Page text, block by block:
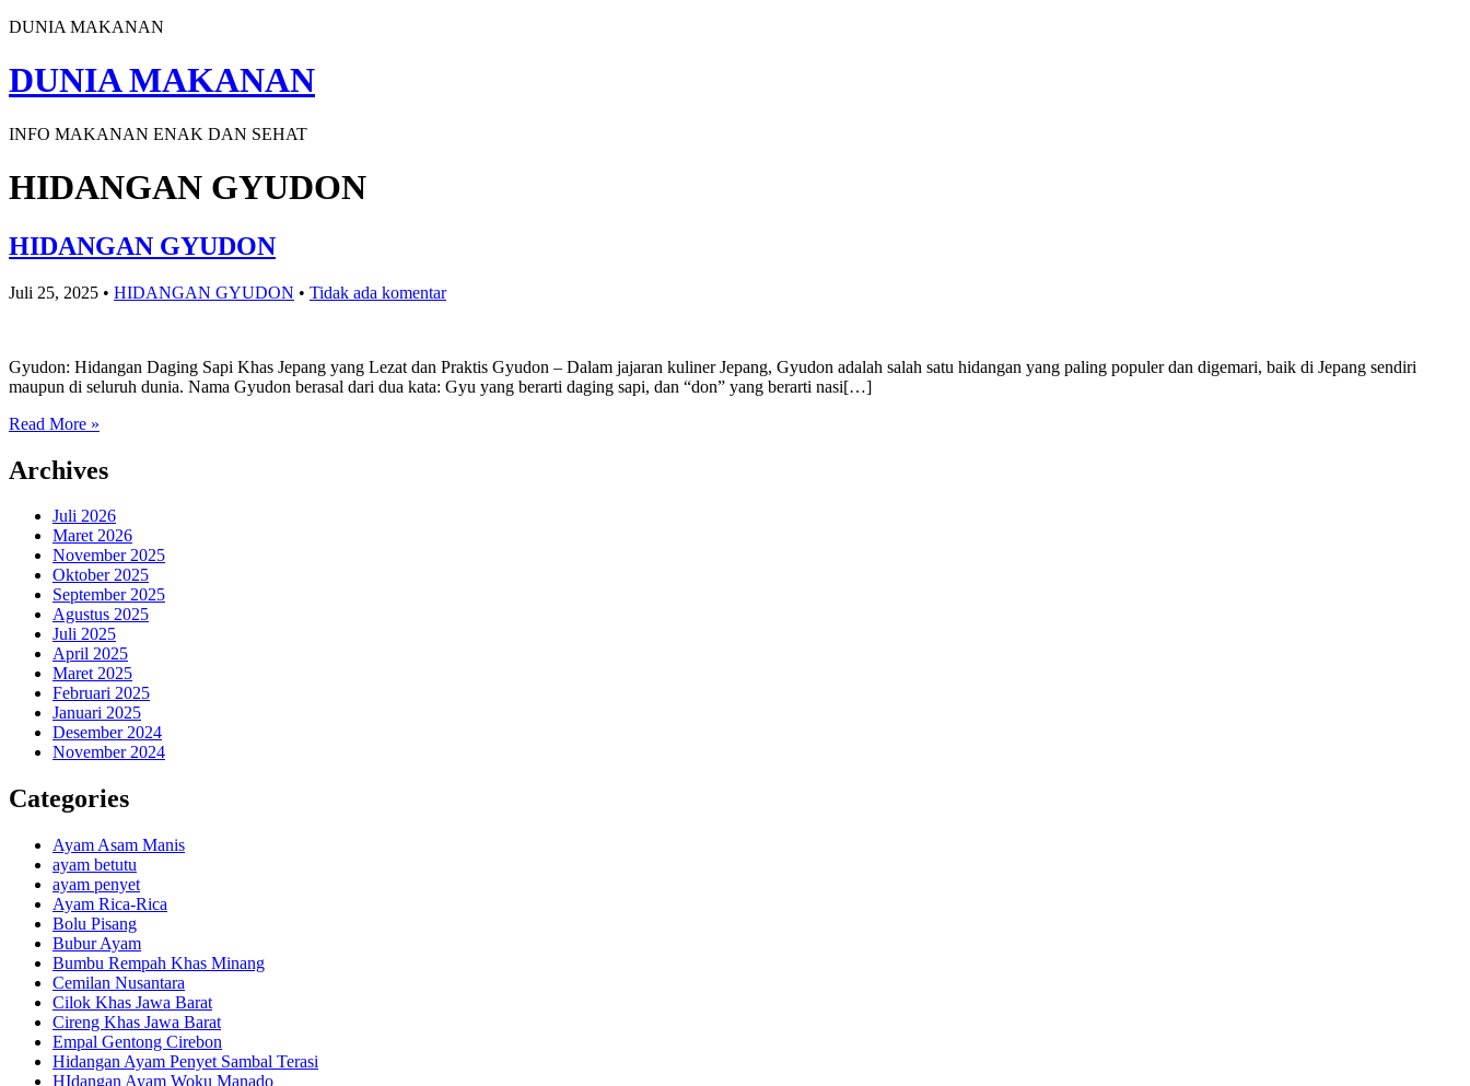
DUNIA MAKANAN
DUNIA MAKANAN
INFO MAKANAN ENAK DAN SEHAT
HIDANGAN GYUDON
HIDANGAN GYUDON
Juli 25, 2025 • HIDANGAN GYUDON • Tidak ada komentar
Gyudon: Hidangan Daging Sapi Khas Jepang yang Lezat dan Praktis Gyudon – Dalam jajaran kuliner Jepang, Gyudon adalah salah satu hidangan yang paling populer dan digemari, baik di Jepang sendiri
maupun di seluruh dunia. Nama Gyudon berasal dari dua kata: Gyu yang berarti daging sapi, dan “don” yang berarti nasi[…]
Read More »
Archives
Juli 2026
Maret 2026
November 2025
Oktober 2025
September 2025
Agustus 2025
Juli 2025
April 2025
Maret 2025
Februari 2025
Januari 2025
Desember 2024
November 2024
Categories
Ayam Asam Manis
ayam betutu
ayam penyet
Ayam Rica-Rica
Bolu Pisang
Bubur Ayam
Bumbu Rempah Khas Minang
Cemilan Nusantara
Cilok Khas Jawa Barat
Cireng Khas Jawa Barat
Empal Gentong Cirebon
Hidangan Ayam Penyet Sambal Terasi
HIdangan Ayam Woku Manado